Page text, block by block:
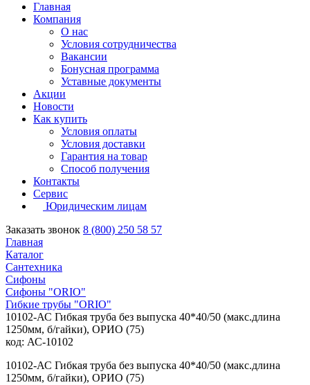
Главная
Компания
О нас
Условия сотрудничества
Вакансии
Бонусная программа
Уставные документы
Акции
Новости
Как купить
Условия оплаты
Условия доставки
Гарантия на товар
Способ получения
Контакты
Сервис
Юридическим лицам
Заказать звонок 8 (800) 250 58 57
Главная
Каталог
Сантехника
Сифоны
Сифоны "ORIO"
Гибкие трубы "ORIO"
10102-АС Гибкая труба без выпуска 40*40/50 (макс.длина
1250мм, б/гайки), ОРИО (75)
код: АС-10102
10102-АС Гибкая труба без выпуска 40*40/50 (макс.длина
1250мм, б/гайки), ОРИО (75)